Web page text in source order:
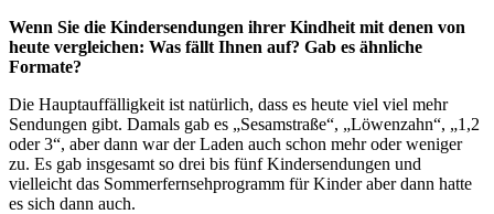
Wenn Sie die Kindersendungen ihrer Kindheit mit denen von
heute vergleichen: Was fällt Ihnen auf? Gab es ähnliche
Formate?
Die Hauptauffälligkeit ist natürlich, dass es heute viel viel mehr
Sendungen gibt. Damals gab es „Sesamstraße“, „Löwenzahn“, „1,2
oder 3“, aber dann war der Laden auch schon mehr oder weniger
zu. Es gab insgesamt so drei bis fünf Kindersendungen und
vielleicht das Sommerfernsehprogramm für Kinder aber dann hatte
es sich dann auch.